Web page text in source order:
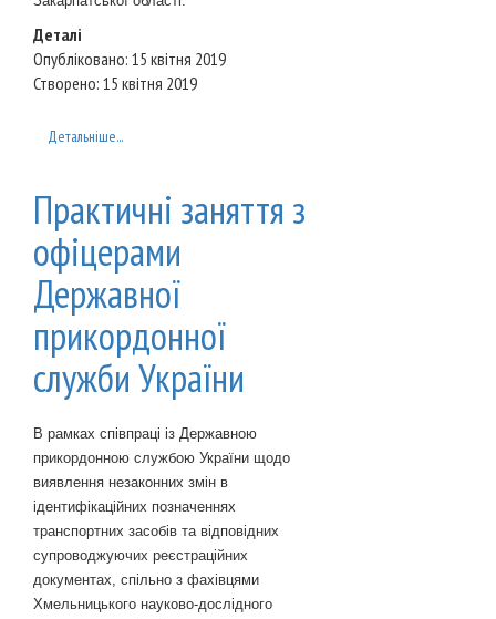
Деталі
Опубліковано: 15 квітня 2019
Створено: 15 квітня 2019
Детальніше...
Практичні заняття з
офіцерами
Державної
прикордонної
служби України
В рамках співпраці із Державною
прикордонною службою України щодо
виявлення незаконних змін в
ідентифікаційних позначеннях
транспортних засобів та відповідних
супроводжуючих реєстраційних
документах, спільно з фахівцями
Хмельницького науково-дослідного